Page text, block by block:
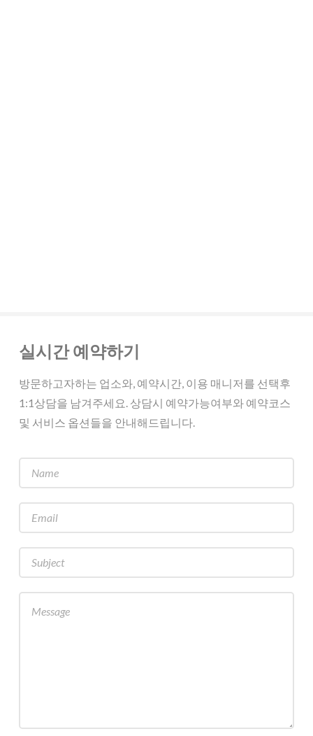
실시간 예약하기
방문하고자하는 업소와, 예약시간, 이용 매니저를 선택후
1:1상담을 남겨주세요. 상담시 예약가능여부와 예약코스
및 서비스 옵션들을 안내해드립니다.